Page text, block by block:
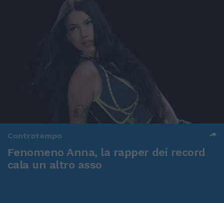
Controtempo
Fenomeno Anna, la rapper dei record
cala un altro asso